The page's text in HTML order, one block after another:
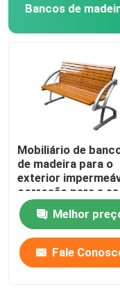
Bancos de
Mobiliário de
de madeira para o
exterior
corrosão para a
do campus
Melhor
Fale